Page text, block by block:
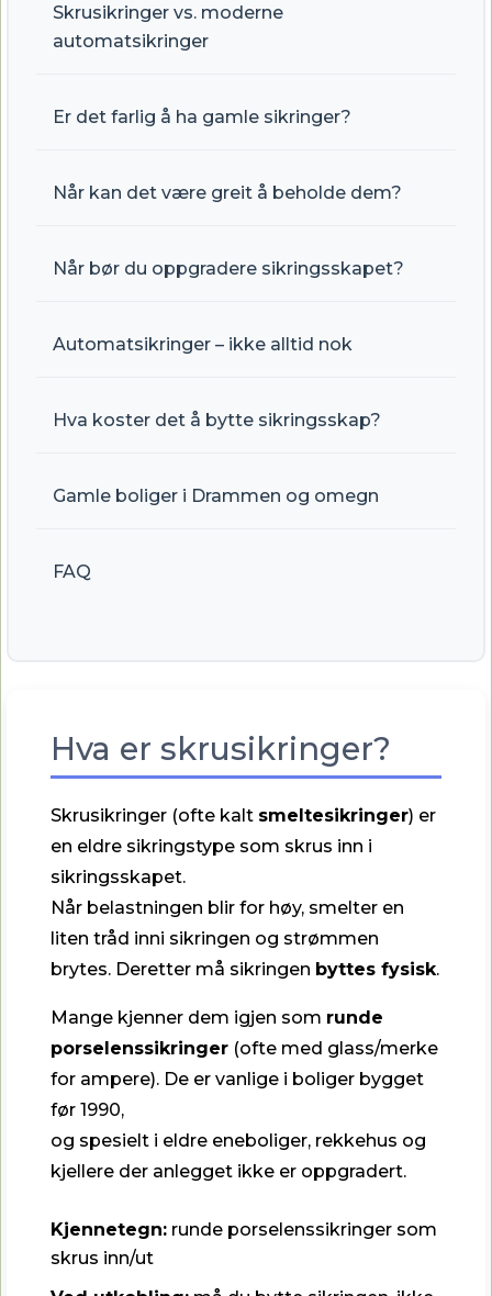
Skrusikringer vs. moderne
automatsikringer
Er det farlig å ha gamle sikringer?
Når kan det være greit å beholde dem?
Når bør du oppgradere sikringsskapet?
Automatsikringer – ikke alltid nok
Hva koster det å bytte sikringsskap?
Gamle boliger i Drammen og omegn
FAQ
Hva er skrusikringer?
Skrusikringer (ofte kalt smeltesikringer) er
en eldre sikringstype som skrus inn i
sikringsskapet.
Når belastningen blir for høy, smelter en
liten tråd inni sikringen og strømmen
brytes. Deretter må sikringen byttes fysisk.
Mange kjenner dem igjen som runde
porselenssikringer (ofte med glass/merke
for ampere). De er vanlige i boliger bygget
før 1990,
og spesielt i eldre eneboliger, rekkehus og
kjellere der anlegget ikke er oppgradert.
Kjennetegn: runde porselenssikringer som
skrus inn/ut